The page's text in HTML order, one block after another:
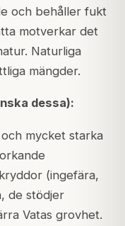
och behåller fukt
motverkar det
Naturliga
mängder.
dessa):
mycket starka
(ingefära,
de stödjer
Vatas grovhet.